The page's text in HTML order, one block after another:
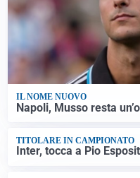
IL NOME NUOVO
Napoli, Musso resta
TITOLARE IN CAMPIONATO
Inter, tocca a Pio